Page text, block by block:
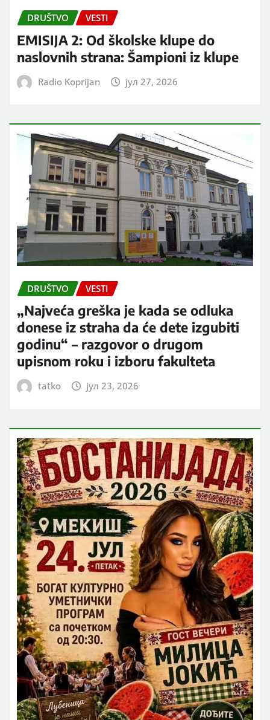
DRUŠTVO VESTI
EMISIJA 2: Od školske klupe do
naslovnih strana: Šampioni iz klupe
Radio Koprijan јул 27, 2026
DRUŠTVO VESTI
„Najveća greška je kada se odluka
donese iz straha da će dete izgubiti
godinu“ – razgovor o drugom
upisnom roku i izboru fakulteta
tatko јул 23, 2026